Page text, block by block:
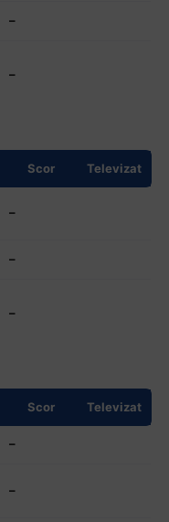
–
–
Scor Televizat
–
–
–
Scor Televizat
–
–